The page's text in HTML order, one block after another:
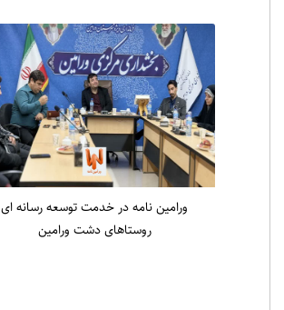
انتخاب دکتر علی میری به عنوان جوان برتر
ورامین در حوزه ورزش